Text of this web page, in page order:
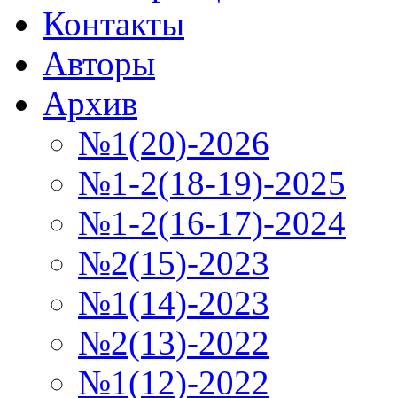
Контакты
Авторы
Архив
№1(20)-2026
№1-2(18-19)-2025
№1-2(16-17)-2024
№2(15)-2023
№1(14)-2023
№2(13)-2022
№1(12)-2022